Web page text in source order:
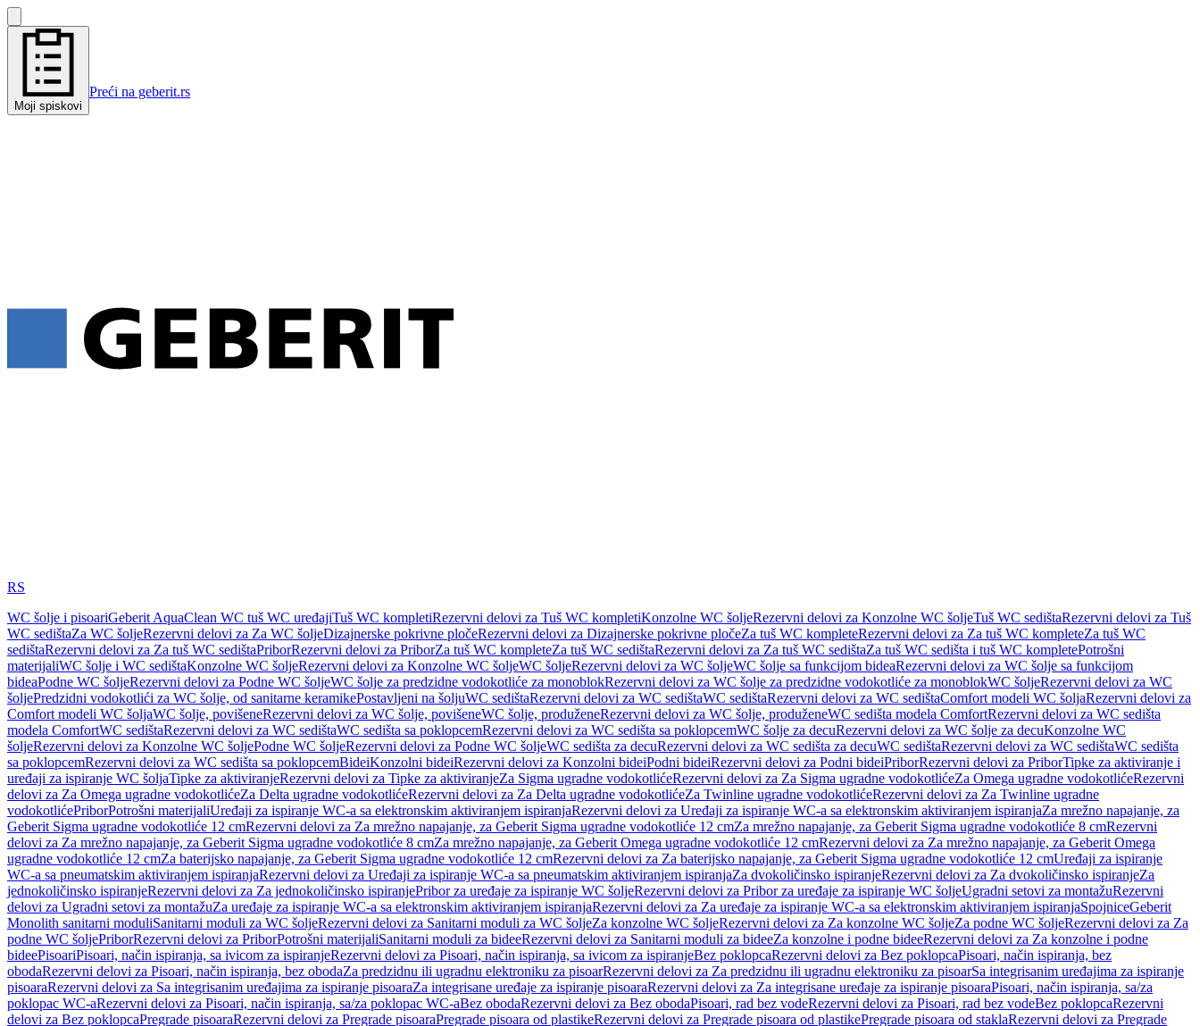
Moji spiskovi
Preći na geberit.rs
RS
WC šolje i pisoariGeberit AquaClean WC tuš WC uređajiTuš WC kompletiRezervni delovi za Tuš WC kompletiKonzolne WC šoljeRezervni delovi za Konzolne WC šoljeTuš WC sedištaRezervni delovi za Tuš
WC sedištaZa WC šoljeRezervni delovi za Za WC šoljeDizajnerske pokrivne pločeRezervni delovi za Dizajnerske pokrivne pločeZa tuš WC kompleteRezervni delovi za Za tuš WC kompleteZa tuš WC
sedištaRezervni delovi za Za tuš WC sedištaPriborRezervni delovi za PriborZa tuš WC kompleteZa tuš WC sedištaRezervni delovi za Za tuš WC sedištaZa tuš WC sedišta i tuš WC kompletePotrošni
materijaliWC šolje i WC sedištaKonzolne WC šoljeRezervni delovi za Konzolne WC šoljeWC šoljeRezervni delovi za WC šoljeWC šolje sa funkcijom bideaRezervni delovi za WC šolje sa funkcijom
bideaPodne WC šoljeRezervni delovi za Podne WC šoljeWC šolje za predzidne vodokotliće za monoblokRezervni delovi za WC šolje za predzidne vodokotliće za monoblokWC šoljeRezervni delovi za WC
šoljePredzidni vodokotlići za WC šolje, od sanitarne keramikePostavljeni na šoljuWC sedištaRezervni delovi za WC sedištaWC sedištaRezervni delovi za WC sedištaComfort modeli WC šoljaRezervni delovi za
Comfort modeli WC šoljaWC šolje, povišeneRezervni delovi za WC šolje, povišeneWC šolje, produženeRezervni delovi za WC šolje, produženeWC sedišta modela ComfortRezervni delovi za WC sedišta
modela ComfortWC sedištaRezervni delovi za WC sedištaWC sedišta sa poklopcemRezervni delovi za WC sedišta sa poklopcemWC šolje za decuRezervni delovi za WC šolje za decuKonzolne WC
šoljeRezervni delovi za Konzolne WC šoljePodne WC šoljeRezervni delovi za Podne WC šoljeWC sedišta za decuRezervni delovi za WC sedišta za decuWC sedištaRezervni delovi za WC sedištaWC sedišta
sa poklopcemRezervni delovi za WC sedišta sa poklopcemBideiKonzolni bideiRezervni delovi za Konzolni bideiPodni bideiRezervni delovi za Podni bideiPriborRezervni delovi za PriborTipke za aktiviranje i
uređaji za ispiranje WC šoljaTipke za aktiviranjeRezervni delovi za Tipke za aktiviranjeZa Sigma ugradne vodokotlićeRezervni delovi za Za Sigma ugradne vodokotlićeZa Omega ugradne vodokotlićeRezervni
delovi za Za Omega ugradne vodokotlićeZa Delta ugradne vodokotlićeRezervni delovi za Za Delta ugradne vodokotlićeZa Twinline ugradne vodokotlićeRezervni delovi za Za Twinline ugradne
vodokotlićePriborPotrošni materijaliUređaji za ispiranje WC-a sa elektronskim aktiviranjem ispiranjaRezervni delovi za Uređaji za ispiranje WC-a sa elektronskim aktiviranjem ispiranjaZa mrežno napajanje, za
Geberit Sigma ugradne vodokotliće 12 cmRezervni delovi za Za mrežno napajanje, za Geberit Sigma ugradne vodokotliće 12 cmZa mrežno napajanje, za Geberit Sigma ugradne vodokotliće 8 cmRezervni
delovi za Za mrežno napajanje, za Geberit Sigma ugradne vodokotliće 8 cmZa mrežno napajanje, za Geberit Omega ugradne vodokotliće 12 cmRezervni delovi za Za mrežno napajanje, za Geberit Omega
ugradne vodokotliće 12 cmZa baterijsko napajanje, za Geberit Sigma ugradne vodokotliće 12 cmRezervni delovi za Za baterijsko napajanje, za Geberit Sigma ugradne vodokotliće 12 cmUređaji za ispiranje
WC-a sa pneumatskim aktiviranjem ispiranjaRezervni delovi za Uređaji za ispiranje WC-a sa pneumatskim aktiviranjem ispiranjaZa dvokoličinsko ispiranjeRezervni delovi za Za dvokoličinsko ispiranjeZa
jednokoličinsko ispiranjeRezervni delovi za Za jednokoličinsko ispiranjePribor za uređaje za ispiranje WC šoljeRezervni delovi za Pribor za uređaje za ispiranje WC šoljeUgradni setovi za montažuRezervni
delovi za Ugradni setovi za montažuZa uređaje za ispiranje WC-a sa elektronskim aktiviranjem ispiranjaRezervni delovi za Za uređaje za ispiranje WC-a sa elektronskim aktiviranjem ispiranjaSpojniceGeberit
Monolith sanitarni moduliSanitarni moduli za WC šoljeRezervni delovi za Sanitarni moduli za WC šoljeZa konzolne WC šoljeRezervni delovi za Za konzolne WC šoljeZa podne WC šoljeRezervni delovi za Za
podne WC šoljePriborRezervni delovi za PriborPotrošni materijaliSanitarni moduli za bideeRezervni delovi za Sanitarni moduli za bideeZa konzolne i podne bideeRezervni delovi za Za konzolne i podne
bideePisoariPisoari, način ispiranja, sa ivicom za ispiranjeRezervni delovi za Pisoari, način ispiranja, sa ivicom za ispiranjeBez poklopcaRezervni delovi za Bez poklopcaPisoari, način ispiranja, bez
obodaRezervni delovi za Pisoari, način ispiranja, bez obodaZa predzidnu ili ugradnu elektroniku za pisoarRezervni delovi za Za predzidnu ili ugradnu elektroniku za pisoarSa integrisanim uređajima za ispiranje
pisoaraRezervni delovi za Sa integrisanim uređajima za ispiranje pisoaraZa integrisane uređaje za ispiranje pisoaraRezervni delovi za Za integrisane uređaje za ispiranje pisoaraPisoari, način ispiranja, sa/za
poklopac WC-aRezervni delovi za Pisoari, način ispiranja, sa/za poklopac WC-aBez obodaRezervni delovi za Bez obodaPisoari, rad bez vodeRezervni delovi za Pisoari, rad bez vodeBez poklopcaRezervni
delovi za Bez poklopcaPregrade pisoaraRezervni delovi za Pregrade pisoaraPregrade pisoara od plastikeRezervni delovi za Pregrade pisoara od plastikePregrade pisoara od staklaRezervni delovi za Pregrade